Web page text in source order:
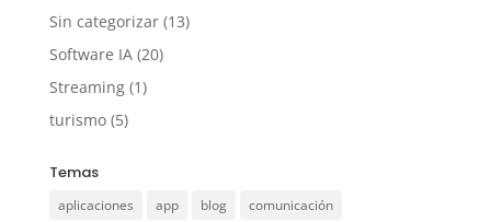
Sin categorizar(13)
Software IA(20)
Streaming(1)
turismo(5)
Temas
aplicaciones app blog
comunicación